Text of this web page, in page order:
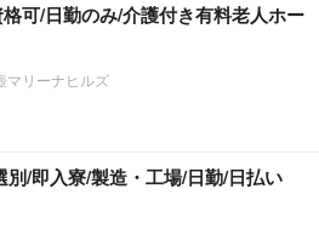
格可/日勤のみ/介護付き有料老人ホー
マリーナヒルズ
別/即入寮/製造・工場/日勤/日払い